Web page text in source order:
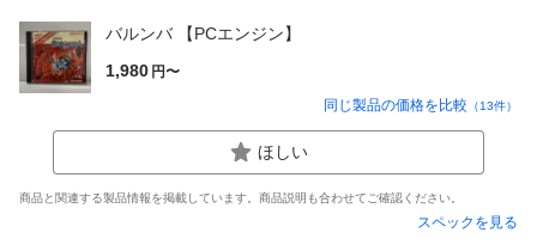
バルンバ 【PCエンジン】
1,980 円〜
同じ製品の価格を比較 （13件）
ほしい
商品と関連する製品情報を掲載しています。商品説明も合わせてご確認ください。
スペックを見る